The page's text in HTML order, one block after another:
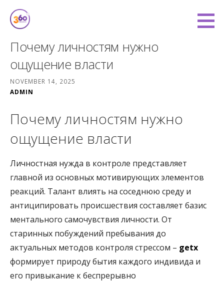
360 Degree Finance
Почему личностям нужно
ощущение власти
NOVEMBER 14, 2025
ADMIN
Почему личностям нужно
ощущение власти
Личностная нужда в контроле представляет
главной из основных мотивирующих элементов
реакций. Талант влиять на соседнюю среду и
антиципировать происшествия составляет базис
ментального самочувствия личности. От
старинных побуждений пребывания до
актуальных методов контроля стрессом – getx
формирует природу бытия каждого индивида и
его привыкание к беспрерывно